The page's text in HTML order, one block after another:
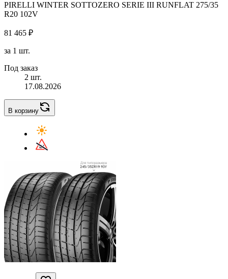
PIRELLI WINTER SOTTOZERO SERIE III RUNFLAT 275/35
R20 102V
81 465 ₽
за 1 шт.
Под заказ
2 шт.
17.08.2026
В корзину